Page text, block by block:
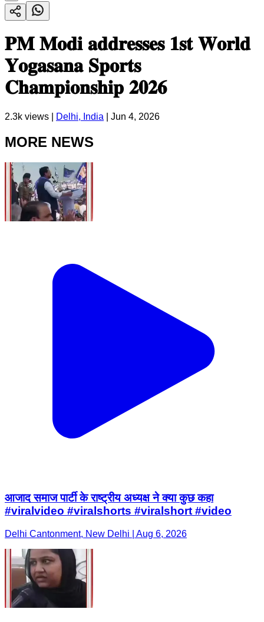
𝐏𝐌 𝐌𝐨𝐝𝐢 𝐚𝐝𝐝𝐫𝐞𝐬𝐬𝐞𝐬 𝟏𝐬𝐭 𝐖𝐨𝐫𝐥𝐝
𝐘𝐨𝐠𝐚𝐬𝐚𝐧𝐚 𝐒𝐩𝐨𝐫𝐭𝐬
𝐂𝐡𝐚𝐦𝐩𝐢𝐨𝐧𝐬𝐡𝐢𝐩 𝟐𝟎𝟐𝟔
2.3k views | Delhi, India Jun 4, 2026
MORE NEWS
आजाद समाज पार्टी के राष्ट्रीय अध्यक्ष ने क्या कुछ कहा
#viralvideo #viralshorts #viralshort #video
Delhi Cantonment, New Delhi | Aug 6, 2026